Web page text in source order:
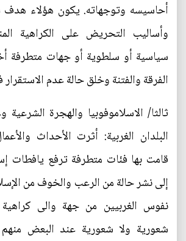
أحاسيسه وتوجهاته. يكون هؤلاء
وأساليب التحريض على الكراهية
سياسية أو سلطوية أو جهات متطرفة
الفرقة والفتنة وخلق حالة عدم
ثالثا/ الاسلاموفوبيا والهجرة
البلدان الغربية: أثرت الأحداث
قامت بها فئات متطرفة ترفع يافطات
إلى نشر حالة من الرعب والخوف من
نفوس الغربيين من جهة والى
شعورية ولا شعورية عند البعض